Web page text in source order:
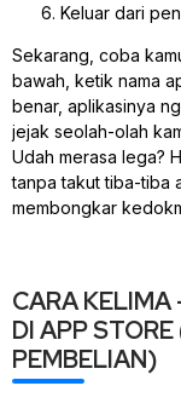
Keluar dari
Sekarang, coba
bawah, ketik nama
benar, aplikasinya
jejak seolah-olah
Udah merasa lega?
tanpa takut tiba-tiba
membongkar
CARA KELIMA
DI APP
PEMBELIAN)